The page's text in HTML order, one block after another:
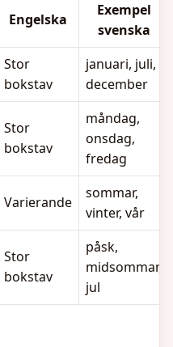
Engelska
Exempel
svenska
Stor
bokstav
januari, juli,
december
Stor
bokstav
måndag,
onsdag,
fredag
Varierande
sommar,
vinter, vår
Stor
bokstav
påsk,
midsommar,
jul